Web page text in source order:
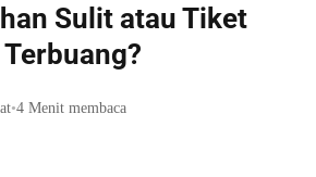
Sulit atau Tiket
•4 Menit membaca